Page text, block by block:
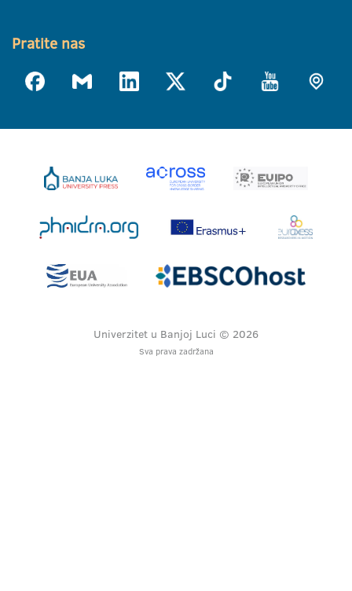
Pratite nas
Univerzitet u Banjoj Luci © 2026
Sva prava zadržana